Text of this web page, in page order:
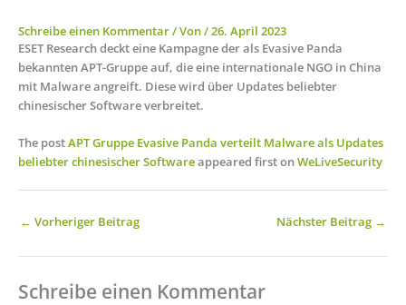
Schreibe einen Kommentar/ Von/26. April 2023
ESET Research deckt eine Kampagne der als Evasive Panda
bekannten APT-Gruppe auf, die eine internationale NGO in China
mit Malware angreift. Diese wird über Updates beliebter
chinesischer Software verbreitet.
The postAPT Gruppe Evasive Panda verteilt Malware als Updates
beliebter chinesischer Softwareappeared first onWeLiveSecurity
← Vorheriger Beitrag Nächster Beitrag →
Schreibe einen Kommentar